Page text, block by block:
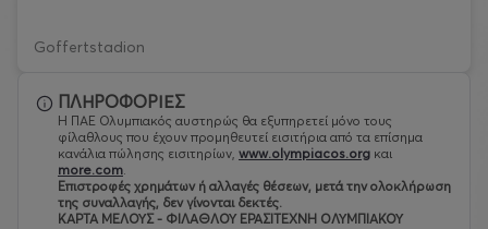
Goffertstadion
ΠΛΗΡΟΦΟΡΙΕΣ
Η ΠΑΕ Ολυμπιακός αυστηρώς θα εξυπηρετεί μόνο τους
φίλαθλους που έχουν προμηθευτεί εισιτήρια από τα επίσημα
κανάλια πώλησης εισιτηρίων, www.olympiacos.org και
more.com.
Eπιστροφές χρημάτων ή αλλαγές θέσεων, μετά την ολοκλήρωση
της συναλλαγής, δεν γίνονται δεκτές.
ΚΑΡΤΑ ΜΕΛΟΥΣ - ΦΙΛΑΘΛΟΥ ΕΡΑΣΙΤΕΧΝΗ ΟΛΥΜΠΙΑΚΟΥ